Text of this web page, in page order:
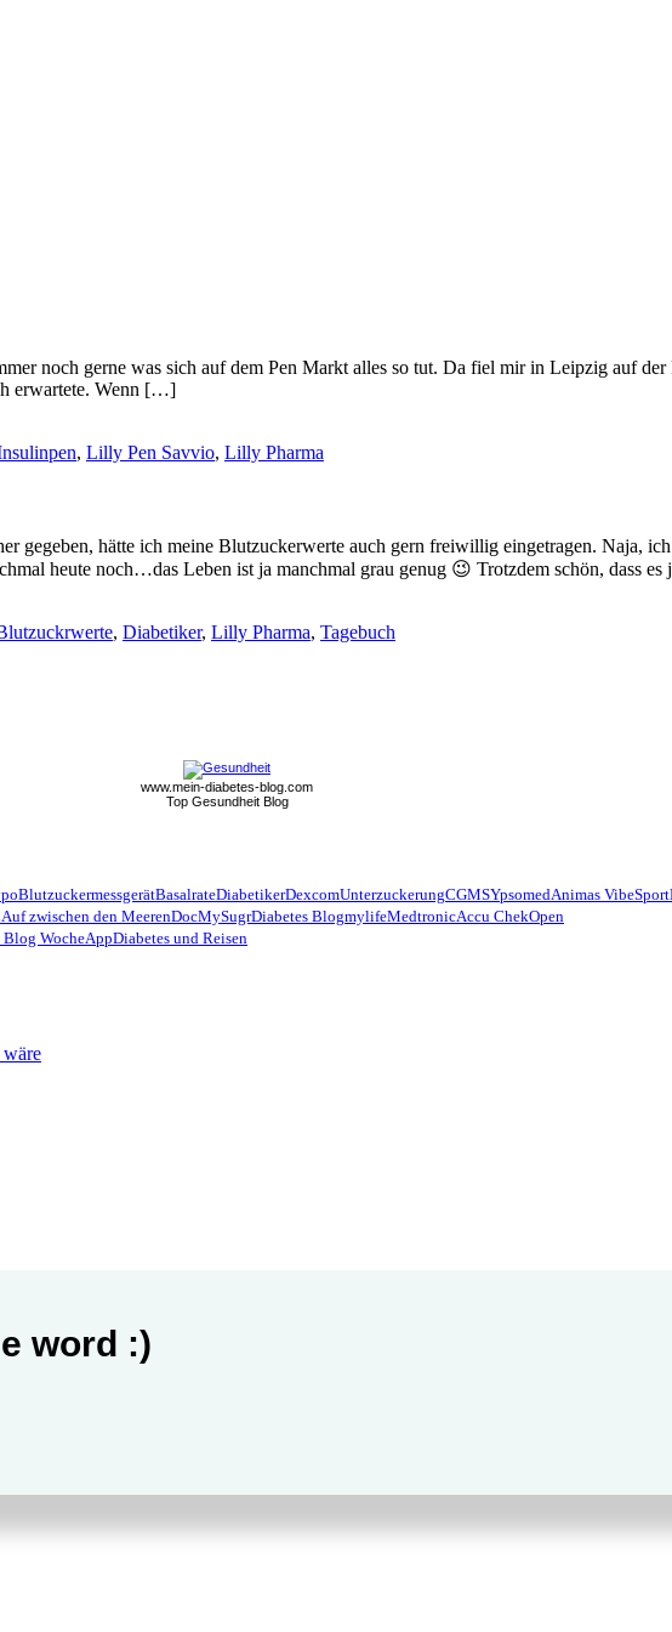
noch gerne was sich auf dem Pen Markt alles so tut. Da fiel mir in Leipzig auf
erwartete. Wenn […]
, Lilly Pen Savvio, Lilly Pharma
gegeben, hätte ich meine Blutzuckerwerte auch gern freiwillig eingetragen. Naja,
heute noch…das Leben ist ja manchmal grau genug 😉 Trotzdem schön, dass
, Diabetiker, Lilly Pharma, Tagebuch
www.mein-diabetes-blog.com
Top Gesundheit Blog
BlutzuckermessgerätBasalrateDiabetikerDexcomUnterzuckerungCGMSYpsomedAnimas VibeSport
zwischen den MeerenDocMySugrDiabetes BlogmylifeMedtronicAccu ChekOpen
Blog WocheAppDiabetes und Reisen
word :)